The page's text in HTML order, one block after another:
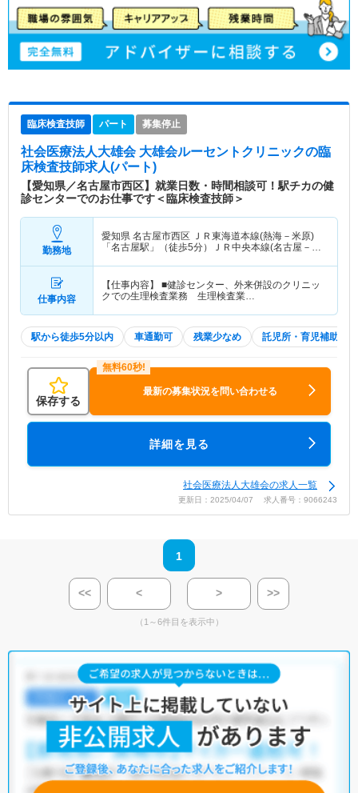
臨床検査技師 パート 募集停止
社会医療法人大雄会 大雄会ルーセントクリニックの臨
床検査技師求人(パート)
【愛知県／名古屋市西区】就業日数・時間相談可！駅チカの健
診センターでのお仕事です＜臨床検査技師＞
勤務地
愛知県 名古屋市西区 ＪＲ東海道本線(熱海－米原)
「名古屋駅」（徒歩5分）ＪＲ中央本線(名古屋－塩
仕事内容
【仕事内容】 ■健診センター、外来併設のクリニッ
クでの生理検査業務 生理検査業…
駅から徒歩5分以内 車通勤可 残業少なめ 託児所・育児補助
保存する
最新の募集状況を問い合わせる
詳細を見る
社会医療法人大雄会の求人一覧
更新日：2025/04/07 求人番号：9066243
1
<< < > >>
（1～6件目を表示中）